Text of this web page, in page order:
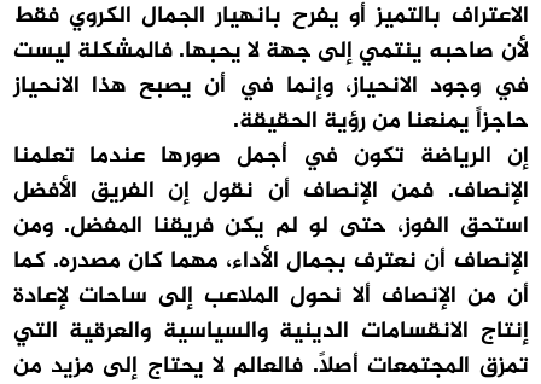
الاعتراف بالتميز أو يفرح بانهيار الجمال الكروي فقط
لأن صاحبه ينتمي إلى جهة لا يحبها. فالمشكلة ليست
في وجود الانحياز، وإنما في أن يصبح هذا الانحياز
حاجزاً يمنعنا من رؤية الحقيقة.
إن الرياضة تكون في أجمل صورها عندما تعلمنا
الإنصاف. فمن الإنصاف أن نقول إن الفريق الأفضل
استحق الفوز، حتى لو لم يكن فريقنا المفضل. ومن
الإنصاف أن نعترف بجمال الأداء، مهما كان مصدره. كما
أن من الإنصاف ألا نحول الملاعب إلى ساحات لإعادة
إنتاج الانقسامات الدينية والسياسية والعرقية التي
تمزق المجتمعات أصلاً. فالعالم لا يحتاج إلى مزيد من